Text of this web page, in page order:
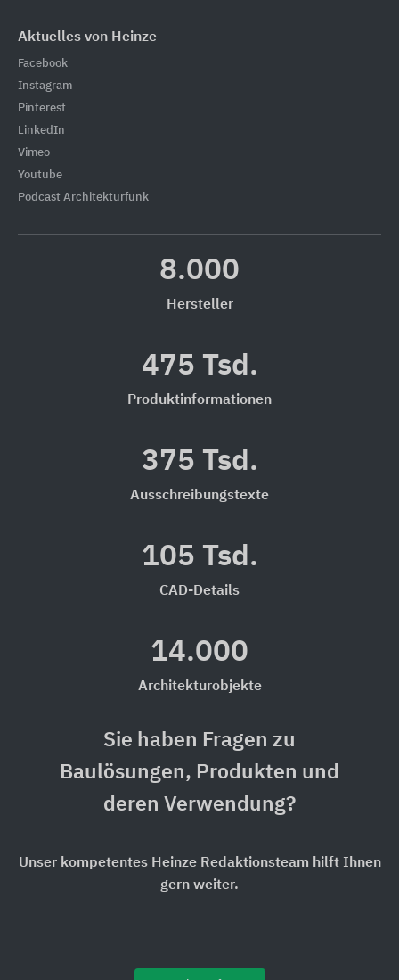
Aktuelles von Heinze
Facebook
Instagram
Pinterest
LinkedIn
Vimeo
Youtube
Podcast Architekturfunk
8.000
Hersteller
475 Tsd.
Produktinformationen
375 Tsd.
Ausschreibungstexte
105 Tsd.
CAD-Details
14.000
Architekturobjekte
Sie haben Fragen zu
Baulösungen, Produkten und
deren Verwendung?
Unser kompetentes Heinze Redaktionsteam hilft Ihnen
gern weiter.